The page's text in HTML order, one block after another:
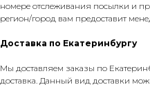
номере отслеживания посылки и
регион/город вам предоставит
Доставка по Екатеринбургу
Мы доставляем заказы по
доставка. Данный вид доставки